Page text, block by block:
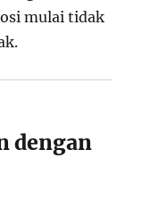
mulai tidak
dengan